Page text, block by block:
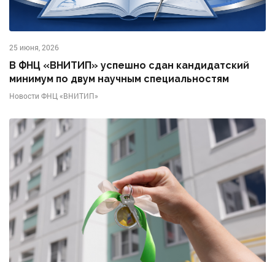
25 июня, 2026
В ФНЦ «ВНИТИП» успешно сдан кандидатский
минимум по двум научным специальностям
Новости ФНЦ «ВНИТИП»